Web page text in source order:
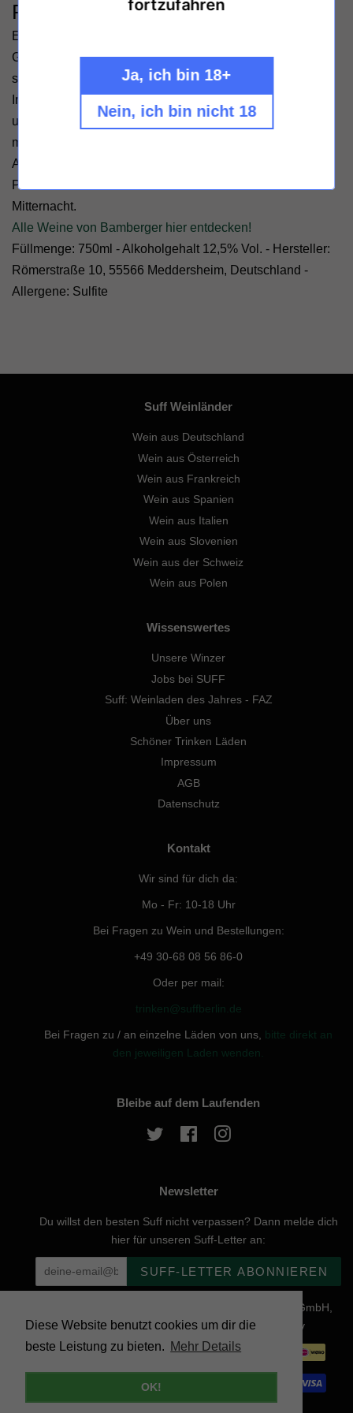
Diese Website benutzt cookies um dir die
beste Leistung zu bieten. Mehr Details
OK!
Prestige brut nature
Ein großer Riesling-Sekt mit 54 Monaten Hefelager. Die
Grundweine basieren auf streng selektiver Handlese und
schonender Vinifizierung.
Im Glas mit betörendem Kernobst, belebender Zitrusfrucht
und schmelzigen Brioche. Spannungsgeladene Finesse,
mit 1,8 g/L Restzucker enorm trocken wie erfrischend.
Adelt jeden Aperitiv, bereichert feinwürzige Speisen.
Perfekt aber auch in feierlicher Zweisamkeit um
Mitternacht.
Alle Weine von Bamberger hier entdecken!
Füllmenge: 750ml - Alkoholgehalt 12,5% Vol. - Hersteller:
Römerstraße 10, 55566 Meddersheim, Deutschland -
Allergene: Sulfite
Suff Weinländer
Wein aus Deutschland
Wein aus Österreich
Wein aus Frankreich
Wein aus Spanien
Wein aus Italien
Wein aus Slovenien
Wein aus der Schweiz
Wein aus Polen
Wissenswertes
Unsere Winzer
Jobs bei SUFF
Suff: Weinladen des Jahres - FAZ
Über uns
Schöner Trinken Läden
Impressum
AGB
Datenschutz
Kontakt
Wir sind für dich da:
Mo - Fr: 10-18 Uhr
Bei Fragen zu Wein und Bestellungen:
+49 30-68 08 56 86-0
Oder per mail:
trinken@suffberlin.de
Bei Fragen zu / an einzelne Läden von uns, bitte direkt an
den jeweiligen Laden wenden.
Bleibe auf dem Laufenden
Twitter Facebook
Newsletter
Du willst den besten Suff nicht verpassen? Dann melde dich
hier für unseren Suff-Letter an:
SUFF-LETTER ABONNIEREN
Urheberrecht © 2026, website created by Naturgenuss GmbH,
Nobelstraße 20, 12057 Berlin - Powered by Shopify
Zahlungsarten
fortzufahren
Ja, ich bin 18+
Nein, ich bin nicht 18